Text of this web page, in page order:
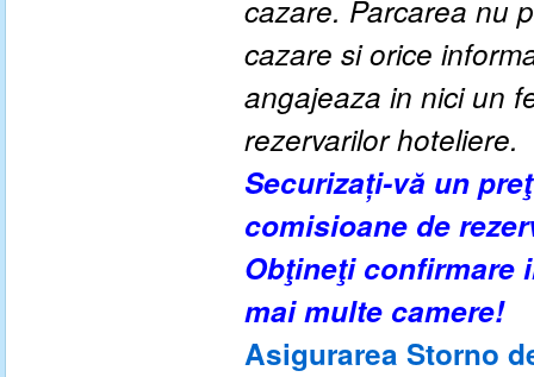
cazare. Parcarea nu
cazare si orice
angajeaza in nici un
rezervarilor hoteliere.
Securizați-vă un
comisioane de
Obţineţi confirmare
mai multe camere!
Asigurarea Storno